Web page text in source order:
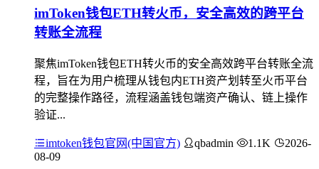
imToken钱包ETH转火币，安全高效的跨平台
转账全流程
聚焦imToken钱包ETH转火币的安全高效跨平台转账全流
程，旨在为用户梳理从钱包内ETH资产划转至火币平台
的完整操作路径，流程涵盖钱包端资产确认、链上操作
验证...
imtoken钱包官网(中国官方) qbadmin 1.1K
2026-
08-09